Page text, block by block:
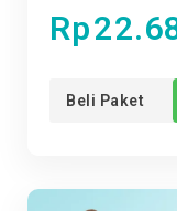
yang aman,
mempercepat
Rp
Beli Paket